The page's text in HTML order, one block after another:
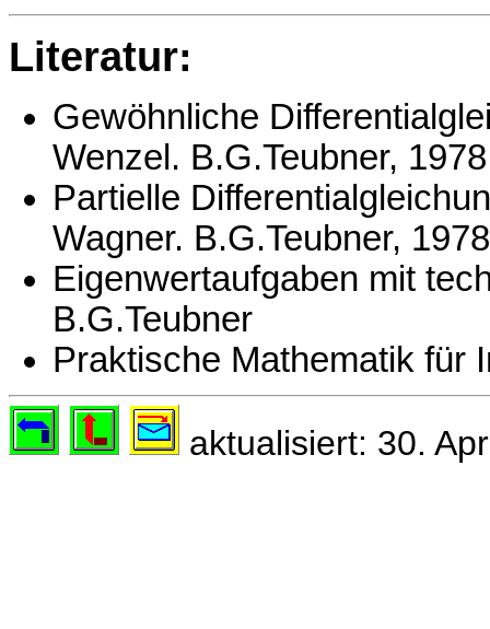
Literatur:
Gewöhnliche
Wenzel. B.G.Teubner, 1978
Partielle
Wagner. B.G.Teubner, 1978
Eigenwertaufgaben mit
B.G.Teubner
Praktische Mathematik für
aktualisiert: 30.